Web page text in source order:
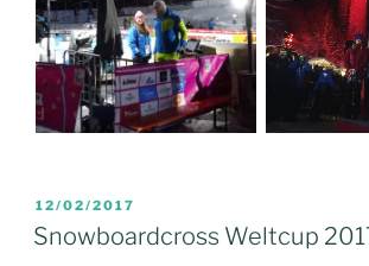
VERÖFFENTLICHT
AM
12/02/2017
Snowboardcross Weltcup